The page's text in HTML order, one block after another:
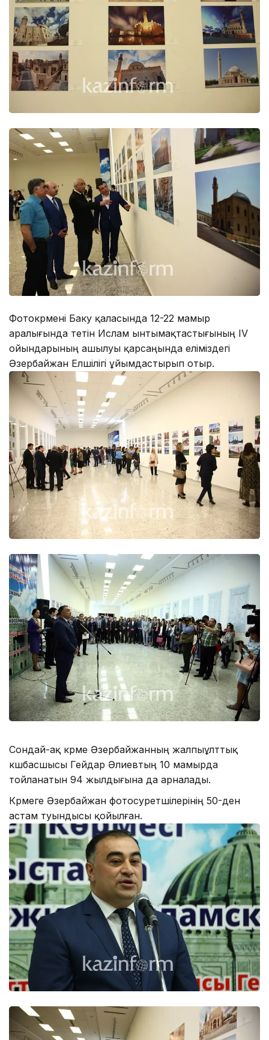
Фотокөрмені Баку қаласында 12-22 мамыр
аралығында өтетін Ислам ынтымақтастығының ІV
ойындарының ашылуы қарсаңында еліміздегі
Әзербайжан Елшілігі ұйымдастырып отыр.
Сондай-ақ көрме Әзербайжанның жалпыұлттық
көшбасшысы Гейдар Әлиевтың 10 мамырда
тойланатын 94 жылдығына да арналады.
Көрмеге Әзербайжан фотосуретшілерінің 50-ден
астам туындысы қойылған.